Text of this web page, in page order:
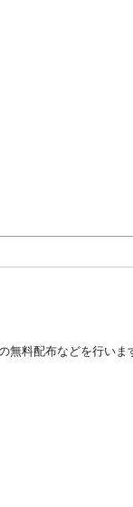
無料配布などを行いま